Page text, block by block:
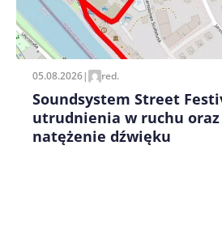
Zapamiętaj moje dane w tej
pisania kolejnych komentarzy.
05.08.2026| red.
Soundsystem Street
utrudnienia w ruchu oraz
natężenie dźwięku